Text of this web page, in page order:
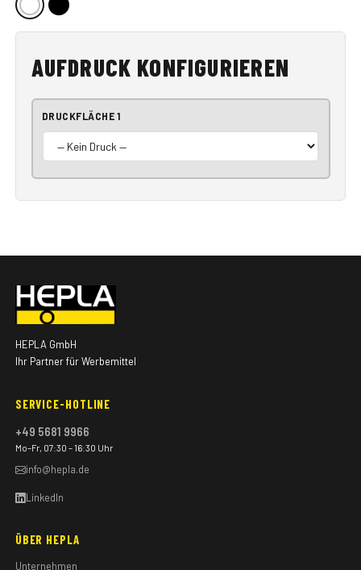
AUFDRUCK KONFIGURIEREN
DRUCKFLÄCHE 1
HEPLA GmbH
Ihr Partner für Werbemittel
SERVICE-HOTLINE
+49 5681 9966
Mo–Fr, 07:30 – 16:30 Uhr
info@hepla.de
LinkedIn
ÜBER HEPLA
Unternehmen